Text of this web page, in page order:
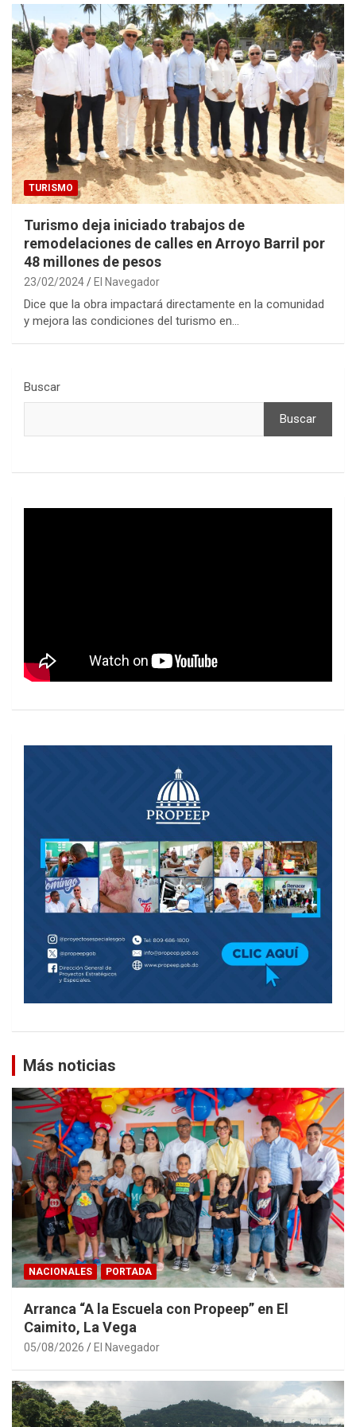
TURISMO
Turismo deja iniciado trabajos de
remodelaciones de calles en Arroyo Barril por
48 millones de pesos
23/02/2024 El Navegador
Dice que la obra impactará directamente en la comunidad
y mejora las condiciones del turismo en…
Buscar
Buscar
Más noticias
NACIONALES PORTADA
Arranca “A la Escuela con Propeep” en El
Caimito, La Vega
05/08/2026 El Navegador